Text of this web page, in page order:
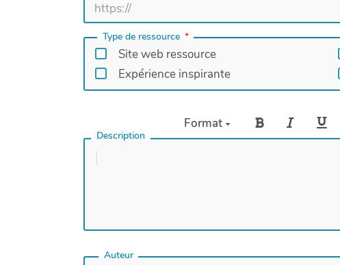
Type de ressource
Site web ressource
Expérience inspirante
Description
Format
Auteur